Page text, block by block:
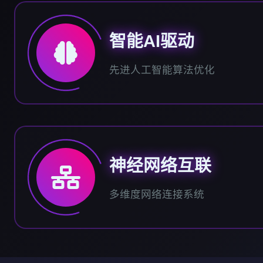
智能AI驱动
先进人工智能算法优化
神经网络互联
多维度网络连接系统